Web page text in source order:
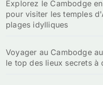
Explorez le Cambodge
pour visiter les temples
plages idylliques
Voyager au Cambodge
le top des lieux secrets à